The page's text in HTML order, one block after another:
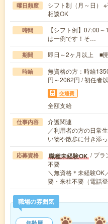
曜日頻度
シフト制（月～日）
相談OK
時間
【シフト例】07:00
は一例です！そ…
期間 即日～2ヶ月以上 ■開
時給
無資格の方：時給
円～2062円 / 初任者
交通費
全額支給
仕事内容
介護関連
／利用者の方の日常
い物や散歩に付き添
応募資格 職種未経験OK / ブラ
不要
＼無資格＊未経験
要・来社不要（電話
職場の雰囲気